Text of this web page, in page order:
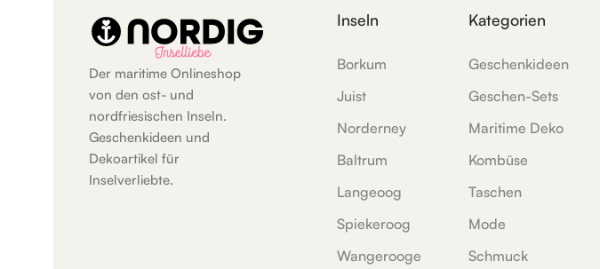
Der maritime Onlineshop
von den ost- und
nordfriesischen Inseln.
Geschenkideen und
Dekoartikel für
Inselverliebte.
Inseln
Borkum
Juist
Norderney
Baltrum
Langeoog
Spiekeroog
Wangerooge
Kategorien
Geschenkideen
Geschen-Sets
Maritime Deko
Kombüse
Taschen
Mode
Schmuck